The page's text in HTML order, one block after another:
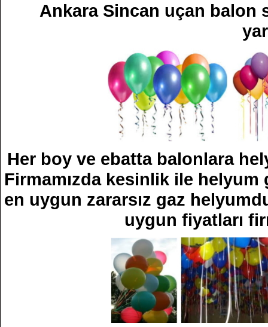
Ankara Sincan uçan balon
Her boy ve ebatta balonlara
Firmamızda kesinlik ile helyum
en uygun zararsız gaz
uygun fiyatları